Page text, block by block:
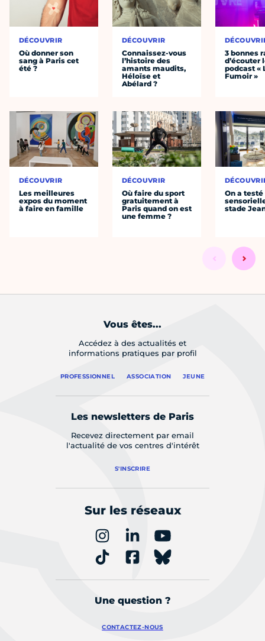
DÉCOUVRIR
Où donner son
sang à Paris cet
été ?
DÉCOUVRIR
Les meilleures
expos du moment
à faire en famille
DÉCOUVRIR
Connaissez-vous
l’histoire des
amants maudits,
Héloïse et
Abélard ?
DÉCOUVRIR
Où faire du sport
gratuitement à
Paris quand on est
une femme ?
3 bonnes
d’écouter
podcast «
Fumoir »
On a
stade
Vous êtes...
Accédez à des actualités et
informations pratiques par profil
PROFESSIONNEL ASSOCIATION JEUNE
Les newsletters de Paris
Recevez directement par email
l'actualité de vos centres d'intérêt
S'INSCRIRE
Sur les réseaux
Une question ?
CONTACTEZ-NOUS